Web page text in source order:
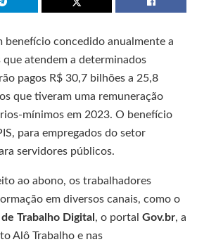
benefício concedido anualmente a
atendem a determinados
pagos R$ 30,7 bilhões a 25,8
que tiveram uma remuneração
mínimos em 2023. O benefício
para empregados do setor
servidores públicos.
ao abono, os trabalhadores
em diversos canais, como o
Trabalho Digital , o portal Gov.br, a
Alô Trabalho e nas